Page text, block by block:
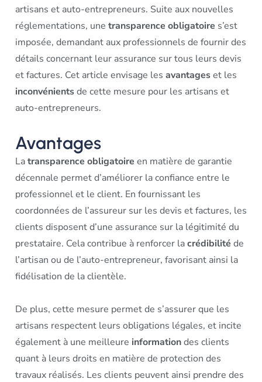
artisans et auto-entrepreneurs. Suite aux nouvelles
réglementations, une transparence obligatoire s’est
imposée, demandant aux professionnels de fournir des
détails concernant leur assurance sur tous leurs devis
et factures. Cet article envisage les avantageset les
inconvénientsde cette mesure pour les artisans et
auto-entrepreneurs.
Avantages
Latransparence obligatoire en matière de garantie
décennale permet d’améliorer la confiance entre le
professionnel et le client. En fournissant les
coordonnées de l’assureur sur les devis et factures, les
clients disposent d’une assurance sur la légitimité du
prestataire. Cela contribue à renforcer lacrédibilité de
l’artisan ou de l’auto-entrepreneur, favorisant ainsi la
fidélisation de la clientèle.
De plus, cette mesure permet de s’assurer que les
artisans respectent leurs obligations légales, et incite
également à une meilleure informationdes clients
quant à leurs droits en matière de protection des
travaux réalisés. Les clients peuvent ainsi prendre des